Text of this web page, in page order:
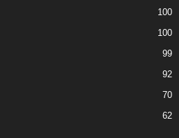
100
100
99
92
70
62